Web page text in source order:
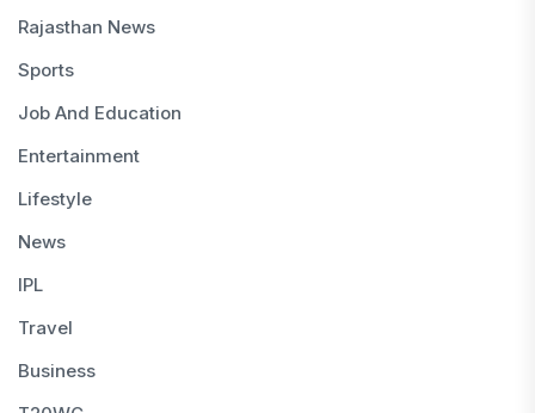
Rajasthan News
Sports
Job And Education
Entertainment
Lifestyle
News
IPL
Travel
Business